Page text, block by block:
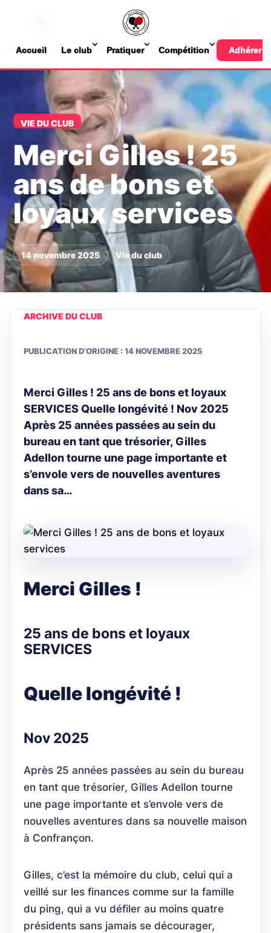
Accueil Le club Pratiquer Compétition Adhérer
VIE DU CLUB
Merci Gilles ! 25
ans de bons et
loyaux services
14 novembre 2025 Vie du club
ARCHIVE DU CLUB
PUBLICATION D’ORIGINE : 14 NOVEMBRE 2025
Merci Gilles ! 25 ans de bons et loyaux
SERVICES Quelle longévité ! Nov 2025
Après 25 années passées au sein du
bureau en tant que trésorier, Gilles
Adellon tourne une page importante et
s’envole vers de nouvelles aventures
dans sa…
Merci Gilles !
25 ans de bons et loyaux
SERVICES
Quelle longévité !
Nov 2025
Après 25 années passées au sein du bureau
en tant que trésorier, Gilles Adellon tourne
une page importante et s’envole vers de
nouvelles aventures dans sa nouvelle maison
à Confrançon.
Gilles, c’est la mémoire du club, celui qui a
veillé sur les finances comme sur la famille
du ping, qui a vu défiler au moins quatre
présidents sans jamais se décourager,